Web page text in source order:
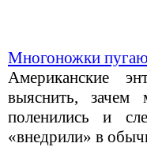
Многоножки
Американские
выяснить,
поленились и
«внедрили» в